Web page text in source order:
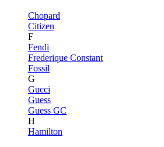
Chopard
Citizen
F
Fendi
Frederique Constant
Fossil
G
Gucci
Guess
Guess GC
H
Hamilton